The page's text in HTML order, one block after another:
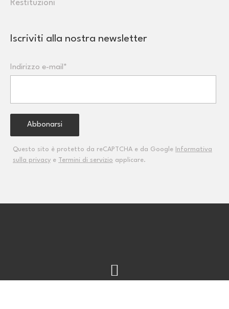
Restituzioni
Iscriviti alla nostra newsletter
Indirizzo e-mail*
Questo sito è protetto da reCAPTCHA e da Google
Informativa
sulla privacy e Termini di servizio applicare.